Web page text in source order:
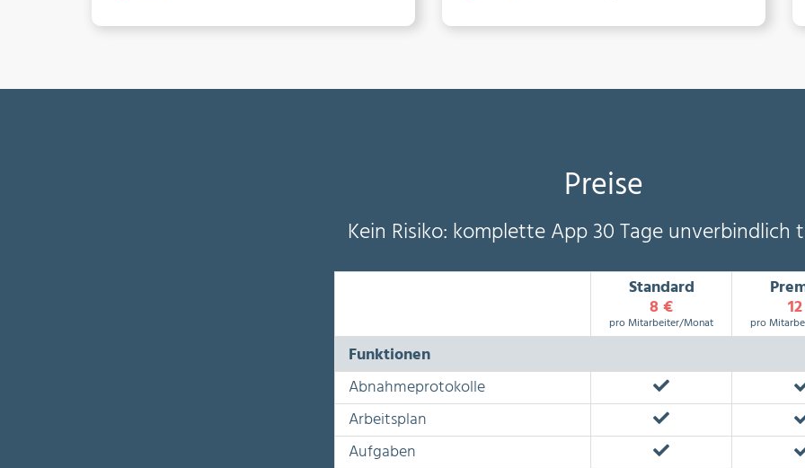
Preise
Kein Risiko: komplette App 30 Tage unverbindlich
Standard
8 €
pro Mitarbeiter/Monat pro
Funktionen
Abnahmeprotokolle
Arbeitsplan
Aufgaben